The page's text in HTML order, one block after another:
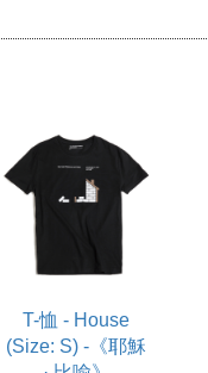
T-恤 - House
(Size: S) -《耶穌